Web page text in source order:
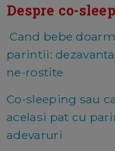
Despre co-
Cand bebe
parintii:
ne-rostite
Co-sleeping sau
acelasi pat cu
adevaruri